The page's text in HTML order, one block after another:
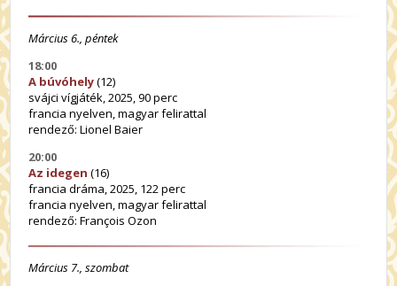
Március 6., péntek
18:00
A búvóhely(12)
svájci vígjáték, 2025, 90 perc
francia nyelven, magyar felirattal
rendező: Lionel Baier
20:00
Az idegen (16)
francia dráma, 2025, 122 perc
francia nyelven, magyar felirattal
rendező: François Ozon
Március 7., szombat